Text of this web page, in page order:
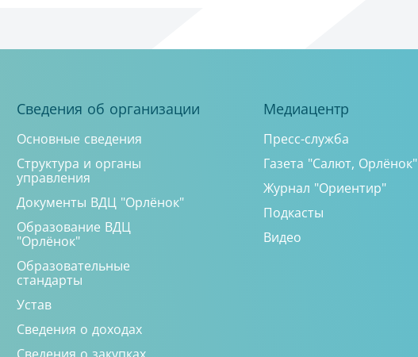
Сведения об организации
Основные сведения
Структура и органы
управления
Документы ВДЦ "Орлёнок"
Образование ВДЦ
"Орлёнок"
Образовательные
стандарты
Устав
Сведения о доходах
Сведения о закупках
Медиацентр
Пресс-служба
Газета "Салют, Орлёнок"
Журнал "Ориентир"
Подкасты
Видео